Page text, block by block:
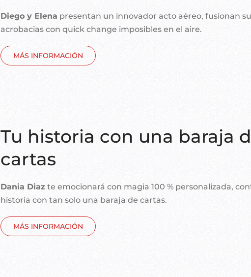
Diego y Elena presentan un innovador acto aéreo, fusionan
acrobacias con quick change imposibles en el aire.
MÁS INFORMACIÓN
Tu historia con una baraja
cartas
Dania Diaz te emocionará con magia 100 % personalizada,
historia con tan solo una baraja de cartas.
MÁS INFORMACIÓN